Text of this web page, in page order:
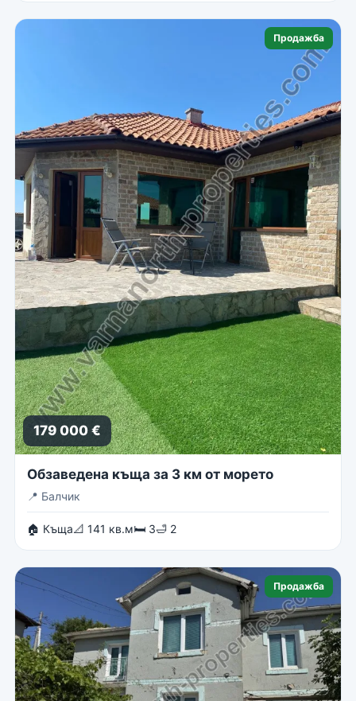
Продажба
179 000 €
Обзаведена къща за 3 км от морето
📍 Балчик
🏠 Къща📐 141 кв.м🛏 3🛁 2
Продажба